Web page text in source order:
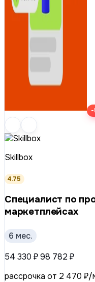
Skillbox
4.75
Специалист по
маркетплейсах
6 мес.
54 330 ₽98 782 ₽
рассрочка от 2 470 ₽/